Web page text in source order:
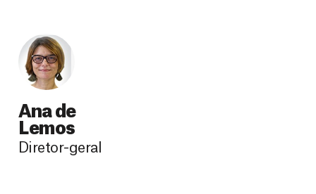
Ana de
Lemos
Diretor-geral